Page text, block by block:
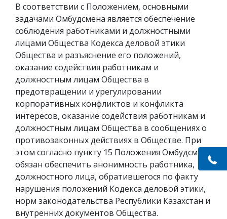
В соответствии с Положением, основными
задачами Омбудсмена является обеспечение
соблюдения работниками и должностными
лицами Общества Кодекса деловой этики
Общества и разъяснение его положений,
оказание содействия работникам и
должностным лицам Общества в
предотвращении и урегулировании
корпоративных конфликтов и конфликта
интересов, оказание содействия работникам и
должностным лицам Общества в сообщениях о
противозаконных действиях в Обществе. При
этом согласно пункту 15 Положения Омбудсмен
обязан обеспечить анонимность работника,
должностного лица, обратившегося по факту
нарушения положений Кодекса деловой этики,
норм законодательства Республики Казахстан и
внутренних документов Общества.